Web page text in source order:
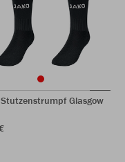
Stutzenstrumpf Glasgow